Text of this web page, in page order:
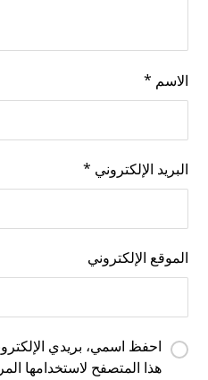
الاسم *
البريد الإلكتروني *
الموقع الإلكتروني
احفظ اسمي، بريدي
هذا المتصفح لاستخدامها